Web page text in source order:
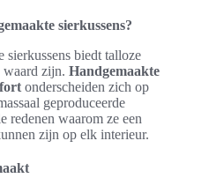
sierkussens?
sierkussens biedt talloze
waard zijn. Handgemaakte
onderscheiden zich op
geproduceerde
redenen waarom ze een
zijn op elk interieur.